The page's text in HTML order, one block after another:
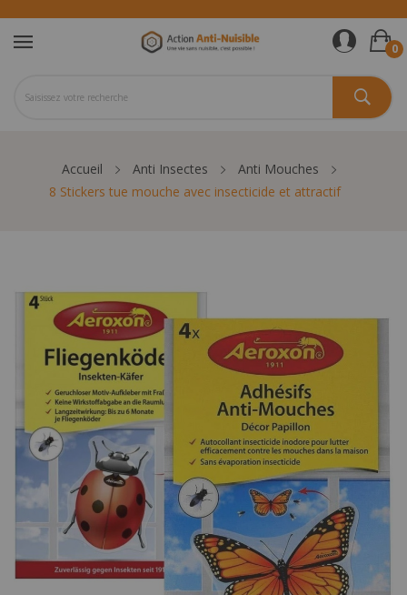
0
Accueil Anti Insectes
Anti Mouches
8 Stickers tue mouche avec insecticide et attractif